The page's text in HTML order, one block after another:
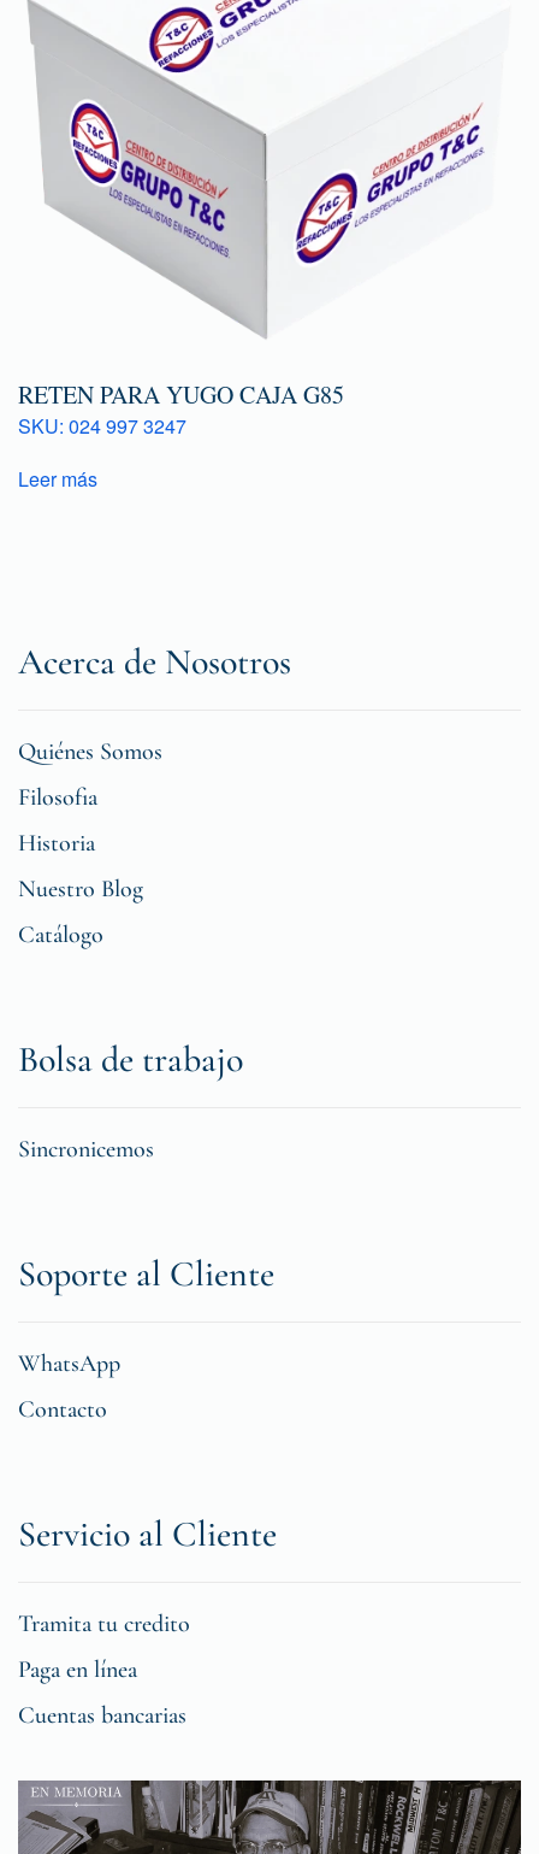
RETEN PARA YUGO CAJA G85
SKU: 024 997 3247
Leer más
Acerca de Nosotros
Quiénes Somos
Filosofia
Historia
Nuestro Blog
Catálogo
Bolsa de trabajo
Sincronicemos
Soporte al Cliente
WhatsApp
Contacto
Servicio al Cliente
Tramita tu credito
Paga en línea
Cuentas bancarias